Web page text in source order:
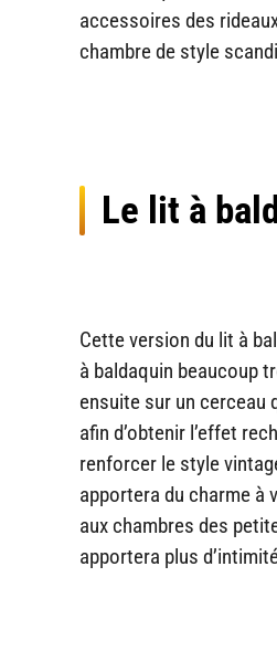
accessoires des
chambre de style
Le lit à
Cette version du lit à
à baldaquin beaucoup
ensuite sur un cerceau
afin d’obtenir l’effet
renforcer le style
apportera du charme à
aux chambres des
apportera plus